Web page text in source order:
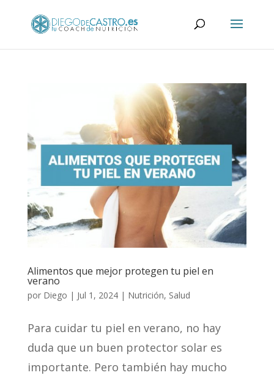
Alimentos que mejor protegen tu piel en
verano
por Diego | Jul 1, 2024| Nutrición, Salud
Para cuidar tu piel en verano, no hay
duda que un buen protector solar es
importante. Pero también hay mucho